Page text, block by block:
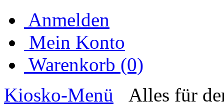
Anmelden
Mein Konto
Warenkorb (0)
Kiosko-Menü
Alles für